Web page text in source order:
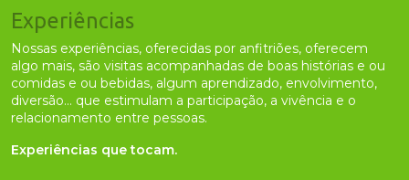
Experiências
Nossas experiências, oferecidas por anfitriões, oferecem
algo mais, são visitas acompanhadas de boas histórias e ou
comidas e ou bebidas, algum aprendizado, envolvimento,
diversão... que estimulam a participação, a vivência e o
relacionamento entre pessoas.
Experiências que tocam.